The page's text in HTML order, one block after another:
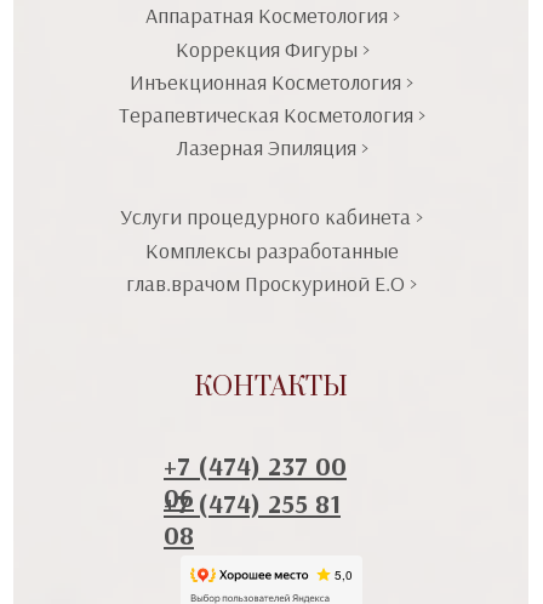
КОНТАКТЫ
+7 (474) 237 00
06
+7 (474) 255 81
08
Услуги процедурного кабинета >
Инъекционная Косметология >
Терапевтическая Косметология >
Лазерная Эпиляция >
Аппаратная Косметология >
Комплексы разработанные
глав.врачом Проскуриной Е.О >
Коррекция Фигуры >